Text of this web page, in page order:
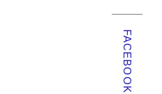
FACEBOOK